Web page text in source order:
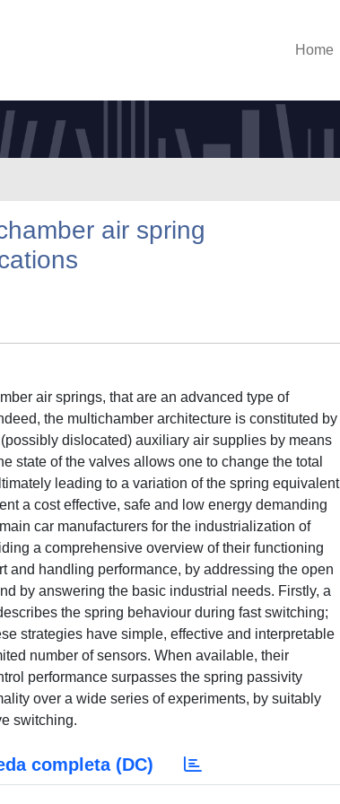
Home
air spring
air springs, that are an advanced type of
the multichamber architecture is constituted by
dislocated) auxiliary air supplies by means
state of the valves allows one to change the total
leading to a variation of the spring equivalent
a cost effective, safe and low energy demanding
car manufacturers for the industrialization of
a comprehensive overview of their functioning
and handling performance, by addressing the open
by answering the basic industrial needs. Firstly, a
the spring behaviour during fast switching;
strategies have simple, effective and interpretable
number of sensors. When available, their
performance surpasses the spring passivity
over a wide series of experiments, by suitably
switching.
completa (DC)